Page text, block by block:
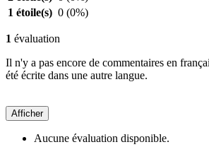
1 étoile(s) 0 (0%)
1 évaluation
Il n'y a pas encore de commentaires en
été écrite dans une autre langue.
Afficher
Aucune évaluation disponible.